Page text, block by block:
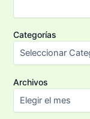
Categorías
Archivos